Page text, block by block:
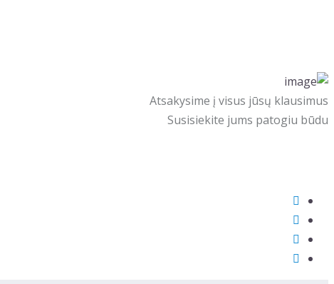
Atsakysime į visus jūsų klausimus
Susisiekite jums patogiu būdu